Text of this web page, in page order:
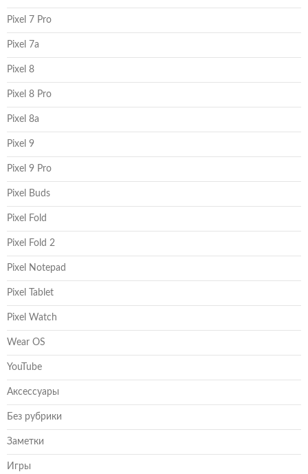
Pixel 7 Pro
Pixel 7a
Pixel 8
Pixel 8 Pro
Pixel 8a
Pixel 9
Pixel 9 Pro
Pixel Buds
Pixel Fold
Pixel Fold 2
Pixel Notepad
Pixel Tablet
Pixel Watch
Wear OS
YouTube
Аксессуары
Без рубрики
Заметки
Игры